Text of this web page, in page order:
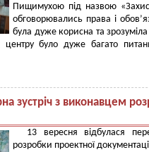
Пищимухою під назвою
обговорювались права і
була дуже корисна та зрозуміла
центру було дуже багато
зустріч з виконавцем
13 вересня відбулася
розробки проектної